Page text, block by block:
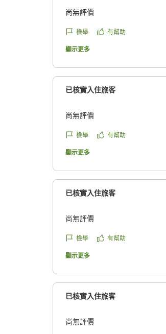
尚無評價
檢舉 有幫助
顯示更多
已核實入住旅客
尚無評價
檢舉 有幫助
顯示更多
已核實入住旅客
尚無評價
檢舉 有幫助
顯示更多
已核實入住旅客
尚無評價